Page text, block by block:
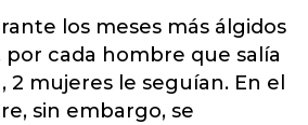
los meses más álgidos
por cada hombre que salía
2 mujeres le seguían. En el
sin embargo, se